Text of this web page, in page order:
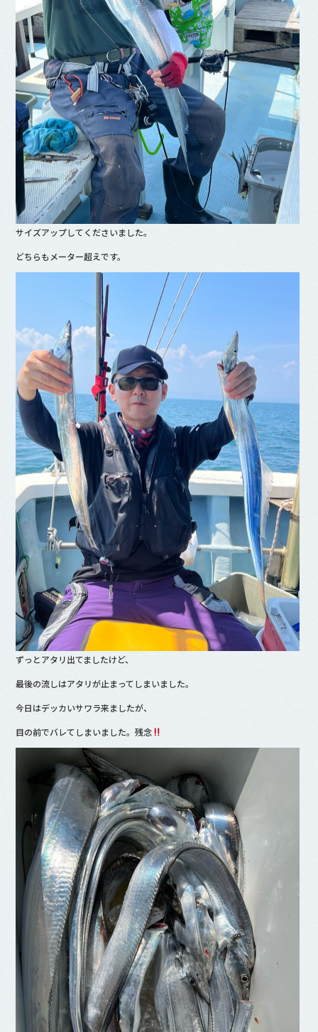
サイズアップしてくださいました。
どちらもメーター超えです。
ずっとアタリ出てましたけど、
最後の流しはアタリが止まってしまいました。
今日はデッカいサワラ来ましたが、
目の前でバレてしまいました。残念